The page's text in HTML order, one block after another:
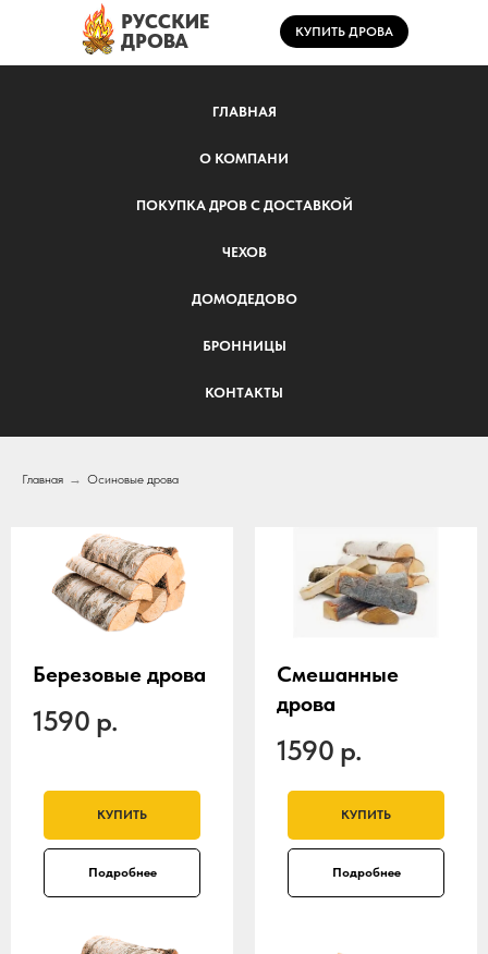
РУССКИЕ
ДРОВА
КУПИТЬ ДРОВА
ГЛАВНАЯ
О КОМПАНИ
ПОКУПКА ДРОВ С ДОСТАВКОЙ
ЧЕХОВ
ДОМОДЕДОВО
БРОННИЦЫ
КОНТАКТЫ
Главная → Осиновые дрова
Березовые дрова
1590 р.
КУПИТЬ
Подробнее
Смешанные
дрова
1590 р.
КУПИТЬ
Подробнее